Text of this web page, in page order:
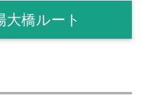
大橋ルート